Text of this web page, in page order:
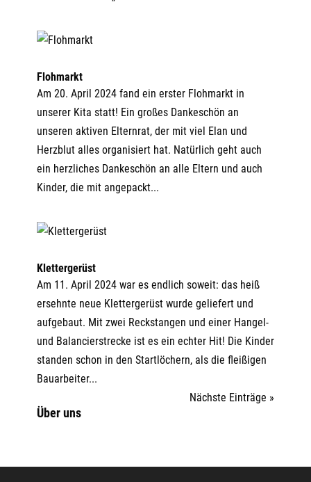
Flohmarkt
Am 20. April 2024 fand ein erster Flohmarkt in
unserer Kita statt! Ein großes Dankeschön an
unseren aktiven Elternrat, der mit viel Elan und
Herzblut alles organisiert hat. Natürlich geht auch
ein herzliches Dankeschön an alle Eltern und auch
Kinder, die mit angepackt...
Klettergerüst
Am 11. April 2024 war es endlich soweit: das heiß
ersehnte neue Klettergerüst wurde geliefert und
aufgebaut. Mit zwei Reckstangen und einer Hangel-
und Balancierstrecke ist es ein echter Hit! Die Kinder
standen schon in den Startlöchern, als die fleißigen
Bauarbeiter...
Nächste Einträge »
Über uns